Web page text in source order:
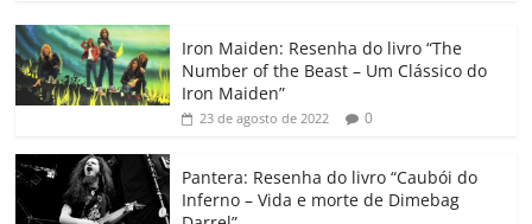
c
e
b
o
o
itt
er
at
s
A
p
e
dI
gl
e
Cl
a
p
y
Li
k
m
p
h
Iron Maiden: Resenha do livro “The
Number of the Beast – Um Clássico do
Iron Maiden”
23 de agosto de 2022 0
Pantera: Resenha do livro “Caubói do
Inferno – Vida e morte de Dimebag